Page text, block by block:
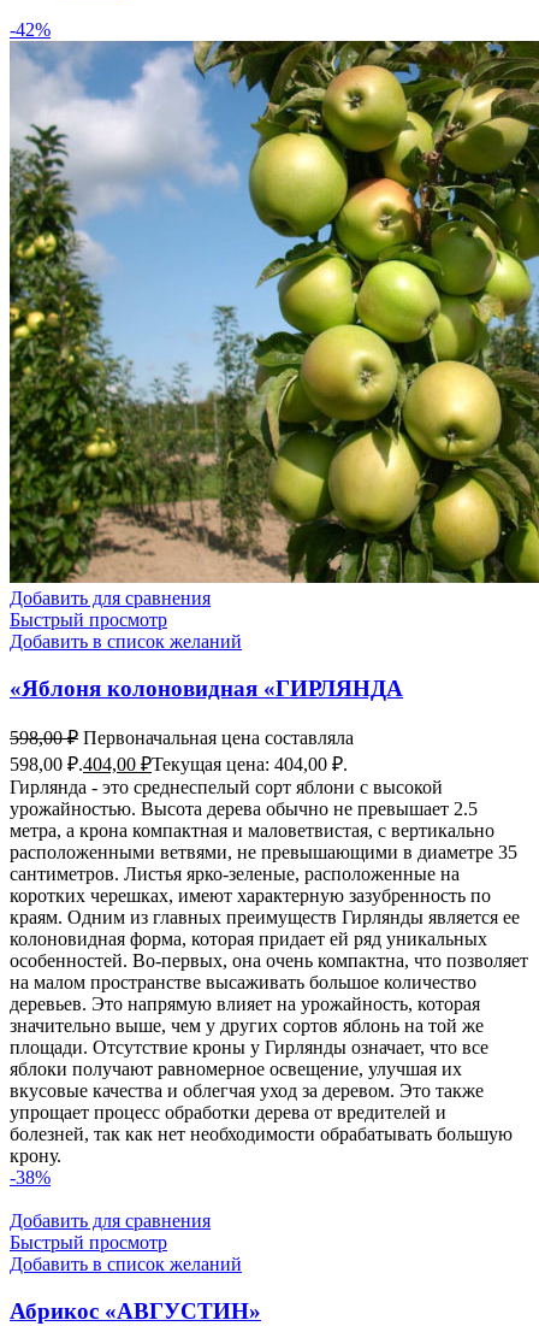
-42%
Добавить для сравнения
Быстрый просмотр
Добавить в список желаний
«Яблоня колоновидная «ГИРЛЯНДА
598,00₽ Первоначальная цена составляла
598,00 ₽.404,00 ₽Текущая цена: 404,00 ₽.
Гирлянда - это среднеспелый сорт яблони с высокой
урожайностью. Высота дерева обычно не превышает 2.5
метра, а крона компактная и маловетвистая, с вертикально
расположенными ветвями, не превышающими в диаметре 35
сантиметров. Листья ярко-зеленые, расположенные на
коротких черешках, имеют характерную зазубренность по
краям. Одним из главных преимуществ Гирлянды является ее
колоновидная форма, которая придает ей ряд уникальных
особенностей. Во-первых, она очень компактна, что позволяет
на малом пространстве высаживать большое количество
деревьев. Это напрямую влияет на урожайность, которая
значительно выше, чем у других сортов яблонь на той же
площади. Отсутствие кроны у Гирлянды означает, что все
яблоки получают равномерное освещение, улучшая их
вкусовые качества и облегчая уход за деревом. Это также
упрощает процесс обработки дерева от вредителей и
болезней, так как нет необходимости обрабатывать большую
крону.
-38%
Добавить для сравнения
Быстрый просмотр
Добавить в список желаний
Абрикос «АВГУСТИН»